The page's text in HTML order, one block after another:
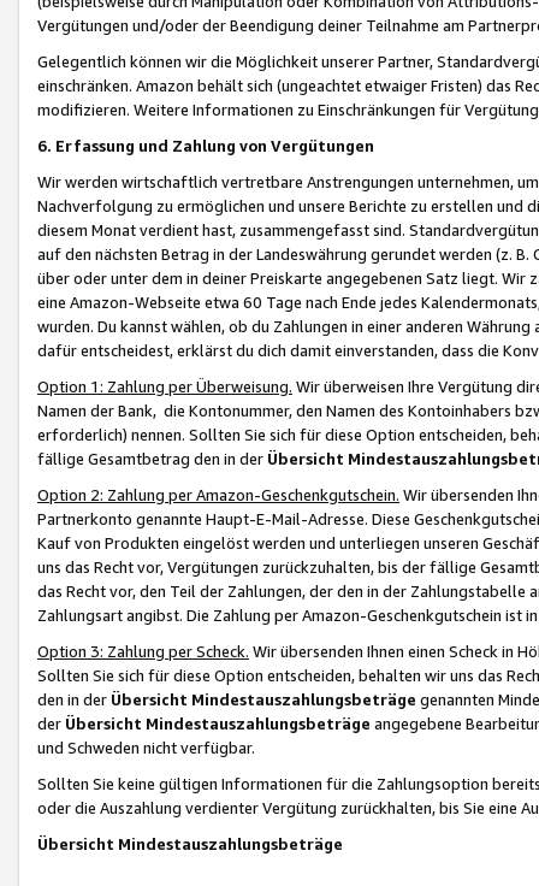
Vergütungen und/oder der Beendigung deiner Teilnahme am
Gelegentlich können wir die Möglichkeit unserer Partner,
einschränken. Amazon behält sich (ungeachtet etwaiger Fristen) das
modifizieren. Weitere Informationen zu Einschränkungen für
6. Erfassung und Zahlung von Vergütungen
Wir werden wirtschaftlich vertretbare Anstrengungen unternehmen,
Nachverfolgung zu ermöglichen und unsere Berichte zu erstellen und
diesem Monat verdient hast, zusammengefasst sind.
auf den nächsten Betrag in der Landeswährung gerundet werden (z.
über oder unter dem in deiner Preiskarte angegebenen Satz liegt.
eine Amazon-Webseite etwa 60 Tage nach Ende jedes
wurden. Du kannst wählen, ob du Zahlungen in einer anderen
dafür entscheidest, erklärst du dich damit einverstanden, dass die
Option 1: Zahlung per Überweisung. Wir überweisen Ihre Vergütung
Namen der Bank, die Kontonummer, den Namen des Kontoinhabers
erforderlich) nennen. Sollten Sie sich für diese Option entscheiden,
fällige Gesamtbetrag den in der Übersicht
Option 2: Zahlung per Amazon-Geschenkgutschein. Wir übersenden
Partnerkonto genannte Haupt-E-Mail-Adresse. Diese
Kauf von Produkten eingelöst werden und unterliegen unseren
uns das Recht vor, Vergütungen zurückzuhalten, bis der fällige
das Recht vor, den Teil der Zahlungen, der den in der
Zahlungsart angibst. Die Zahlung per Amazon-Geschenkgutschein ist
Option 3: Zahlung per Scheck. Wir übersenden Ihnen einen Scheck in
Sollten Sie sich für diese Option entscheiden, behalten wir uns das
den in der Übersicht Mindestauszahlungsbeträge genannten
der Übersicht Mindestauszahlungsbeträge angegebene
und Schweden nicht verfügbar.
Sollten Sie keine gültigen Informationen für die Zahlungsoption
oder die Auszahlung verdienter Vergütung zurückhalten, bis Sie
Übersicht Mindestauszahlungsbeträge